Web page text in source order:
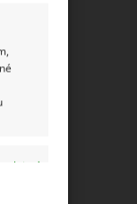
aktivní